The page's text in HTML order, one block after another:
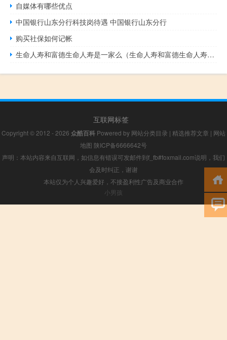
自媒体有哪些优点
中国银行山东分行科技岗待遇 中国银行山东分行
购买社保如何记帐
生命人寿和富德生命人寿是一家么（生命人寿和富德生命人寿是一家吗）
互联网标签
Copyright © 2012 - 2026 众酷百科 Powered by 网站分类目录 | 精选推荐文章 | 网站
地图 陕ICP备6666642号
声明：本站内容来自互联网，如信息有错误可发邮件到f_fb#foxmail.com说明，我们
会及时纠正，谢谢
本站仅为个人兴趣爱好，不接盈利性广告及商业合作
小男孩